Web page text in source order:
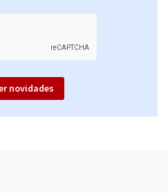
novidades